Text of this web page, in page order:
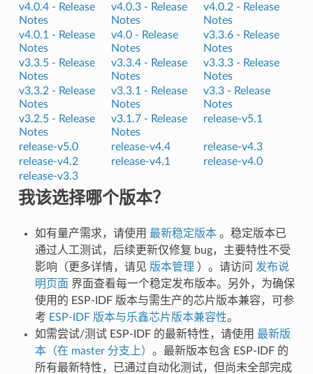
v4.0.4 - Release
Notes
v4.0.3 - Release
Notes
v4.0.2 - Release
Notes
v4.0.1 - Release
Notes
v4.0 - Release
Notes
v3.3.6 - Release
Notes
v3.3.5 - Release
Notes
v3.3.4 - Release
Notes
v3.3.3 - Release
Notes
v3.3.2 - Release
Notes
v3.3.1 - Release
Notes
v3.3 - Release
Notes
v3.2.5 - Release
Notes
v3.1.7 - Release
Notes
release-v5.1
release-v5.0 release-v4.4
release-v4.3
release-v4.2
release-v4.1
release-v4.0
release-v3.3
我该选择哪个版本？
如有量产需求，请使用 最新稳定版本。稳定版本已
通过人工测试，后续更新仅修复 bug，主要特性不受
影响（更多详情，请见 版本管理 ）。请访问 发布说
明页面 界面查看每一个稳定发布版本。另外，为确保
使用的 ESP-IDF 版本与需生产的芯片版本兼容，可参
考 ESP-IDF 版本与乐鑫芯片版本兼容性。
如需尝试/测试 ESP-IDF 的最新特性，请使用 最新版
本（在 master 分支上） 。最新版本包含 ESP-IDF 的
所有最新特性，已通过自动化测试，但尚未全部完成